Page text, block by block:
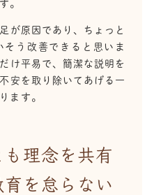
。
が原因であり、ちょっと
う改善できると思いま
け平易で、簡潔な説明を
安を取り除いてあげる一
ます。
理念を共有
を怠らない